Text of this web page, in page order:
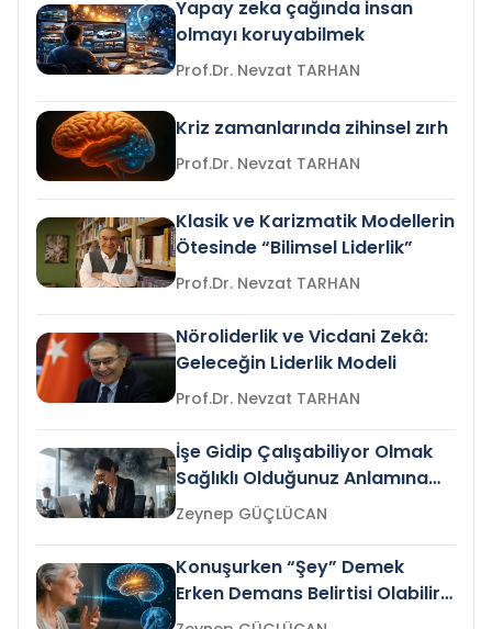
Yapay zeka çağında insan
olmayı koruyabilmek
Prof.Dr. Nevzat TARHAN
Kriz zamanlarında zihinsel zırh
Prof.Dr. Nevzat TARHAN
Klasik ve Karizmatik Modellerin
Ötesinde “Bilimsel Liderlik”
Prof.Dr. Nevzat TARHAN
Nöroliderlik ve Vicdani Zekâ:
Geleceğin Liderlik Modeli
Prof.Dr. Nevzat TARHAN
İşe Gidip Çalışabiliyor Olmak
Sağlıklı Olduğunuz Anlamına
Gelir mi?Zeynep GÜÇLÜCAN
Konuşurken “Şey” Demek
Erken Demans Belirtisi Olabilir
mi?